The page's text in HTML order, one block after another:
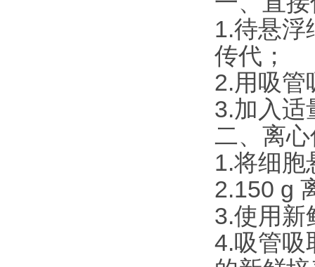
1.待悬浮
传代；
2.用吸管
3.加入适
二、离
1.将细胞
2.150 g
3.使用新
4.吸管吸